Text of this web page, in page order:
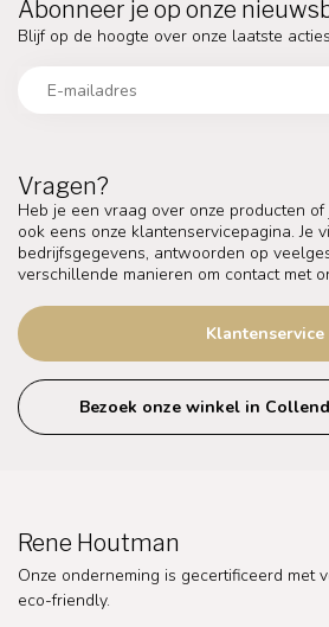
Vragen?
Heb je een vraag over onze producten
ook eens onze klantenservicepagina. Je
bedrijfsgegevens, antwoorden op
verschillende manieren om contact met
Klantenservice
Bezoek onze winkel in
Abonneer je op onze
Blijf op de hoogte over onze laatste acties
Rene Houtman
Onze onderneming is gecertificeerd met
eco-friendly.